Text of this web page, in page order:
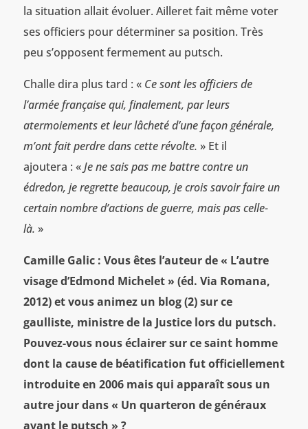
la situation allait évoluer. Ailleret fait même voter
ses officiers pour déterminer sa position. Très
peu s’opposent fermement au putsch.
Challe dira plus tard : « Ce sont les officiers de
l’armée française qui, finalement, par leurs
atermoiements et leur lâcheté d’une façon générale,
m’ont fait perdre dans cette révolte. » Et il
ajoutera : «Je ne sais pas me battre contre un
édredon, je regrette beaucoup, je crois savoir faire un
certain nombre d’actions de guerre, mais pas celle-
là. »
Camille Galic : Vous êtes l’auteur de « L’autre
visage d’Edmond Michelet » (éd. Via Romana,
2012) et vous animez un blog (2) sur ce
gaulliste, ministre de la Justice lors du putsch.
Pouvez-vous nous éclairer sur ce saint homme
dont la cause de béatification fut officiellement
introduite en 2006 mais qui apparaît sous un
autre jour dans « Un quarteron de généraux
avant le putsch » ?